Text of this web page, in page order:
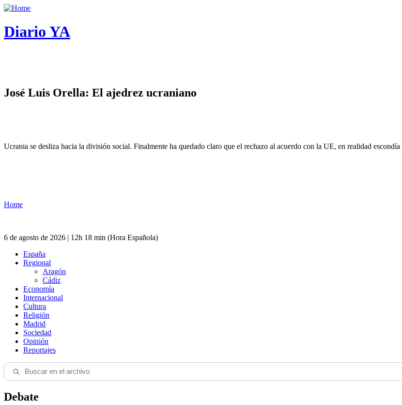
Diario YA
José Luis Orella: El ajedrez ucraniano
Ucrania se desliza hacia la división social. Finalmente ha quedado claro que el rechazo al acuerdo con la UE, en realidad
Home
6 de agosto de 2026 | 12h 18 min (Hora Española)
España
Regional
Aragón
Cádiz
Economía
Internacional
Cultura
Religión
Madrid
Sociedad
Opinión
Reportajes
Debate